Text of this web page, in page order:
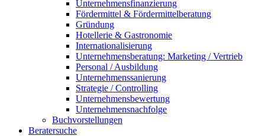
Unternehmensfinanzierung
Fördermittel & Fördermittelberatung
Gründung
Hotellerie & Gastronomie
Internationalisierung
Unternehmensberatung: Marketing / Vertrieb
Personal / Ausbildung
Unternehmenssanierung
Strategie / Controlling
Unternehmensbewertung
Unternehmensnachfolge
Buchvorstellungen
Beratersuche